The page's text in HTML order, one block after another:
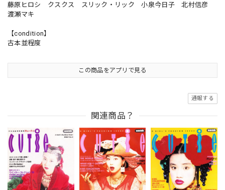
藤原ヒロシ クスクス スリック・リック 小泉今日子 北村信彦
渡瀬マキ
【condition】
古本並程度
この商品をアプリで見る
通報する
関連商品？